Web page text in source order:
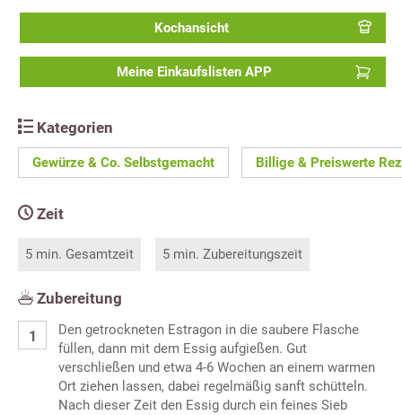
Kochansicht
Meine Einkaufslisten APP
Kategorien
Gewürze & Co. Selbstgemacht Billige & Preiswerte
Zeit
5 min. Gesamtzeit 5 min. Zubereitungszeit
Zubereitung
Den getrockneten Estragon in die saubere Flasche
füllen, dann mit dem Essig aufgießen. Gut
verschließen und etwa 4-6 Wochen an einem warmen
Ort ziehen lassen, dabei regelmäßig sanft schütteln.
Nach dieser Zeit den Essig durch ein feines Sieb